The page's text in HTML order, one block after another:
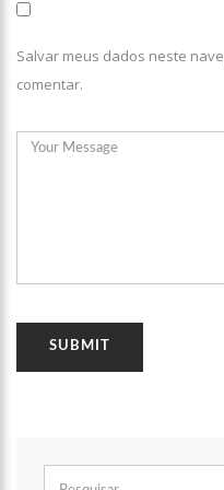
Salvar meus dados neste
comentar.